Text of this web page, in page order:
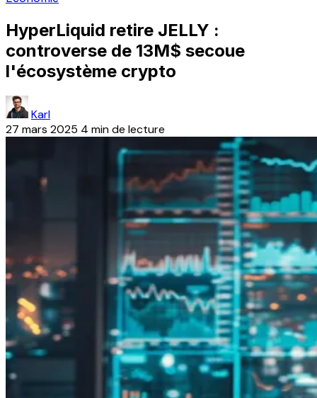
HyperLiquid retire JELLY :
controverse de 13M$ secoue
l'écosystème crypto
Karl
27 mars 2025 4 min de lecture